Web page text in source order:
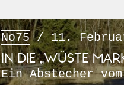
No75/ 11.
IN DIE „WÜSTE
Ein Abstecher